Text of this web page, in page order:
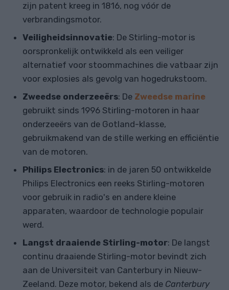
zijn patent kreeg in 1816, nog vóór de
verbrandingsmotor.
Veiligheidsinnovatie: De Stirling-motor is
oorspronkelijk ontwikkeld als een veiliger
alternatief voor stoommachines die vatbaar zijn
voor explosies als gevolg van hogedrukstoom.
Zweedse onderzeeërs: De Zweedse marine
gebruikt sinds 1996 Stirling-motoren in haar
onderzeeërs van de Gotland-klasse,
gebruikmakend van de stille werking en efficiëntie
van de motoren.
Philips Electronics: in de jaren 50 ontwikkelde
Philips Electronics een reeks Stirling-motoren
voor gebruik in radio's en andere kleine
apparaten, waardoor de technologie populair
werd.
Langst draaiende Stirling-motor: De langst
continu draaiende Stirling-motor bevindt zich
aan de Universiteit van Canterbury in Nieuw-
Zeeland. Deze motor, bekend als de Canterbury